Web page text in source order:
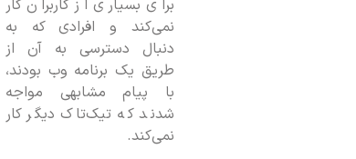
برای بسیاری از کاربران کار
نمی‌کند و افرادی که به
دنبال دسترسی به آن از
طریق یک برنامه وب بودند،
با پیام مشابهی مواجه
شدند که تیک‌تاک دیگر کار
نمی‌کند.